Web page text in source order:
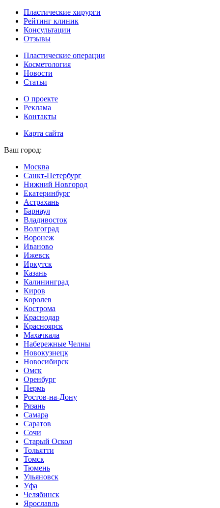
Пластические хирурги
Рейтинг клиник
Консультации
Отзывы
Пластические операции
Косметология
Новости
Статьи
О проекте
Реклама
Контакты
Карта сайта
Ваш город:
Москва
Санкт-Петербург
Нижний Новгород
Екатеринбург
Астрахань
Барнаул
Владивосток
Волгоград
Воронеж
Иваново
Ижевск
Иркутск
Казань
Калининград
Киров
Королев
Кострома
Краснодар
Красноярск
Махачкала
Набережные Челны
Новокузнецк
Новосибирск
Омск
Оренбург
Пермь
Ростов-на-Дону
Рязань
Самара
Саратов
Сочи
Старый Оскол
Тольятти
Томск
Тюмень
Ульяновск
Уфа
Челябинск
Ярославль